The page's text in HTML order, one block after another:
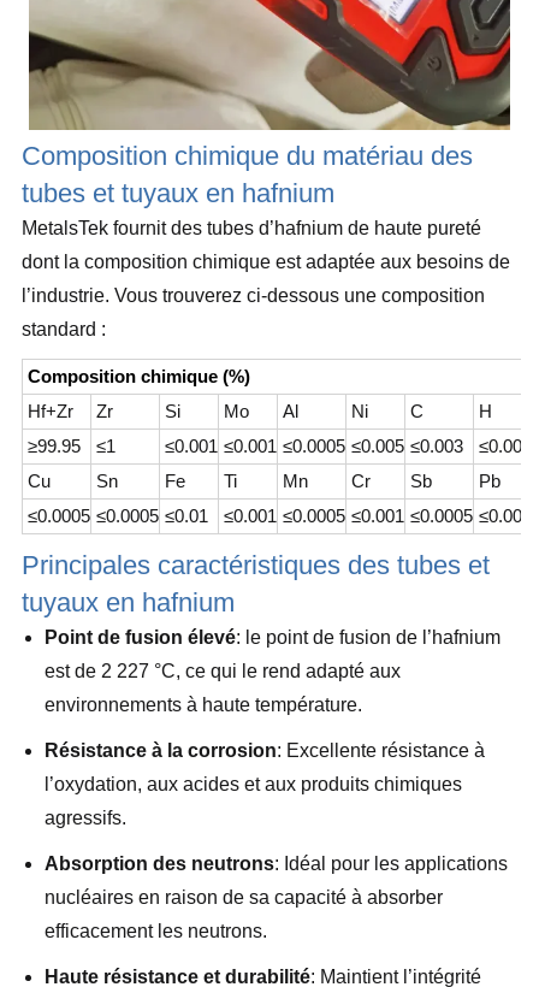
Composition chimique du matériau des
tubes et tuyaux en hafnium
MetalsTek fournit des tubes d’hafnium de haute pureté
dont la composition chimique est adaptée aux besoins de
l’industrie. Vous trouverez ci-dessous une composition
standard :
Composition chimique (%)
Hf+Zr
Zr Si Mo Al Ni C
H
≥99.95
≤1 ≤0.001 ≤0.001 ≤0.0005 ≤0.005 ≤0.003
≤0.001
Cu
Sn Fe Ti Mn Cr Sb
Pb
≤0.0005 ≤0.0005 ≤0.01 ≤0.001 ≤0.0005 ≤0.001 ≤0.0005
Principales caractéristiques des tubes et
tuyaux en hafnium
Point de fusion élevé: le point de fusion de l’hafnium
est de 2 227 °C, ce qui le rend adapté aux
environnements à haute température.
Résistance à la corrosion: Excellente résistance à
l’oxydation, aux acides et aux produits chimiques
agressifs.
Absorption des neutrons: Idéal pour les applications
nucléaires en raison de sa capacité à absorber
efficacement les neutrons.
Haute résistance et durabilité: Maintient l’intégrité